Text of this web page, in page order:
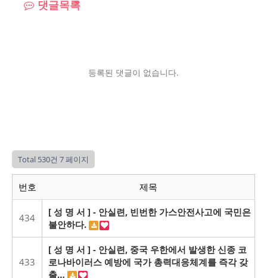
댓글목록
등록된 댓글이 없습니다.
Total 530건 7 페이지
번호 제목
434
[ 성 명 서 ] - 안실련, 빈번한 가스안전사고에 국민은
불안하다.
433
[ 성 명 서 ] - 안실련, 중국 우한에서 발생한 신종 코
로나바이러스 예방에 국가 총력대응체계를 즉각 갖
출…